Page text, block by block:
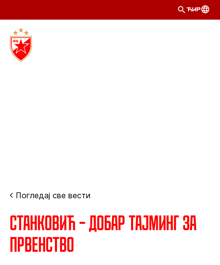
ЋИР
Погледај све вести
Станковић – Добар тајминг за
првенство